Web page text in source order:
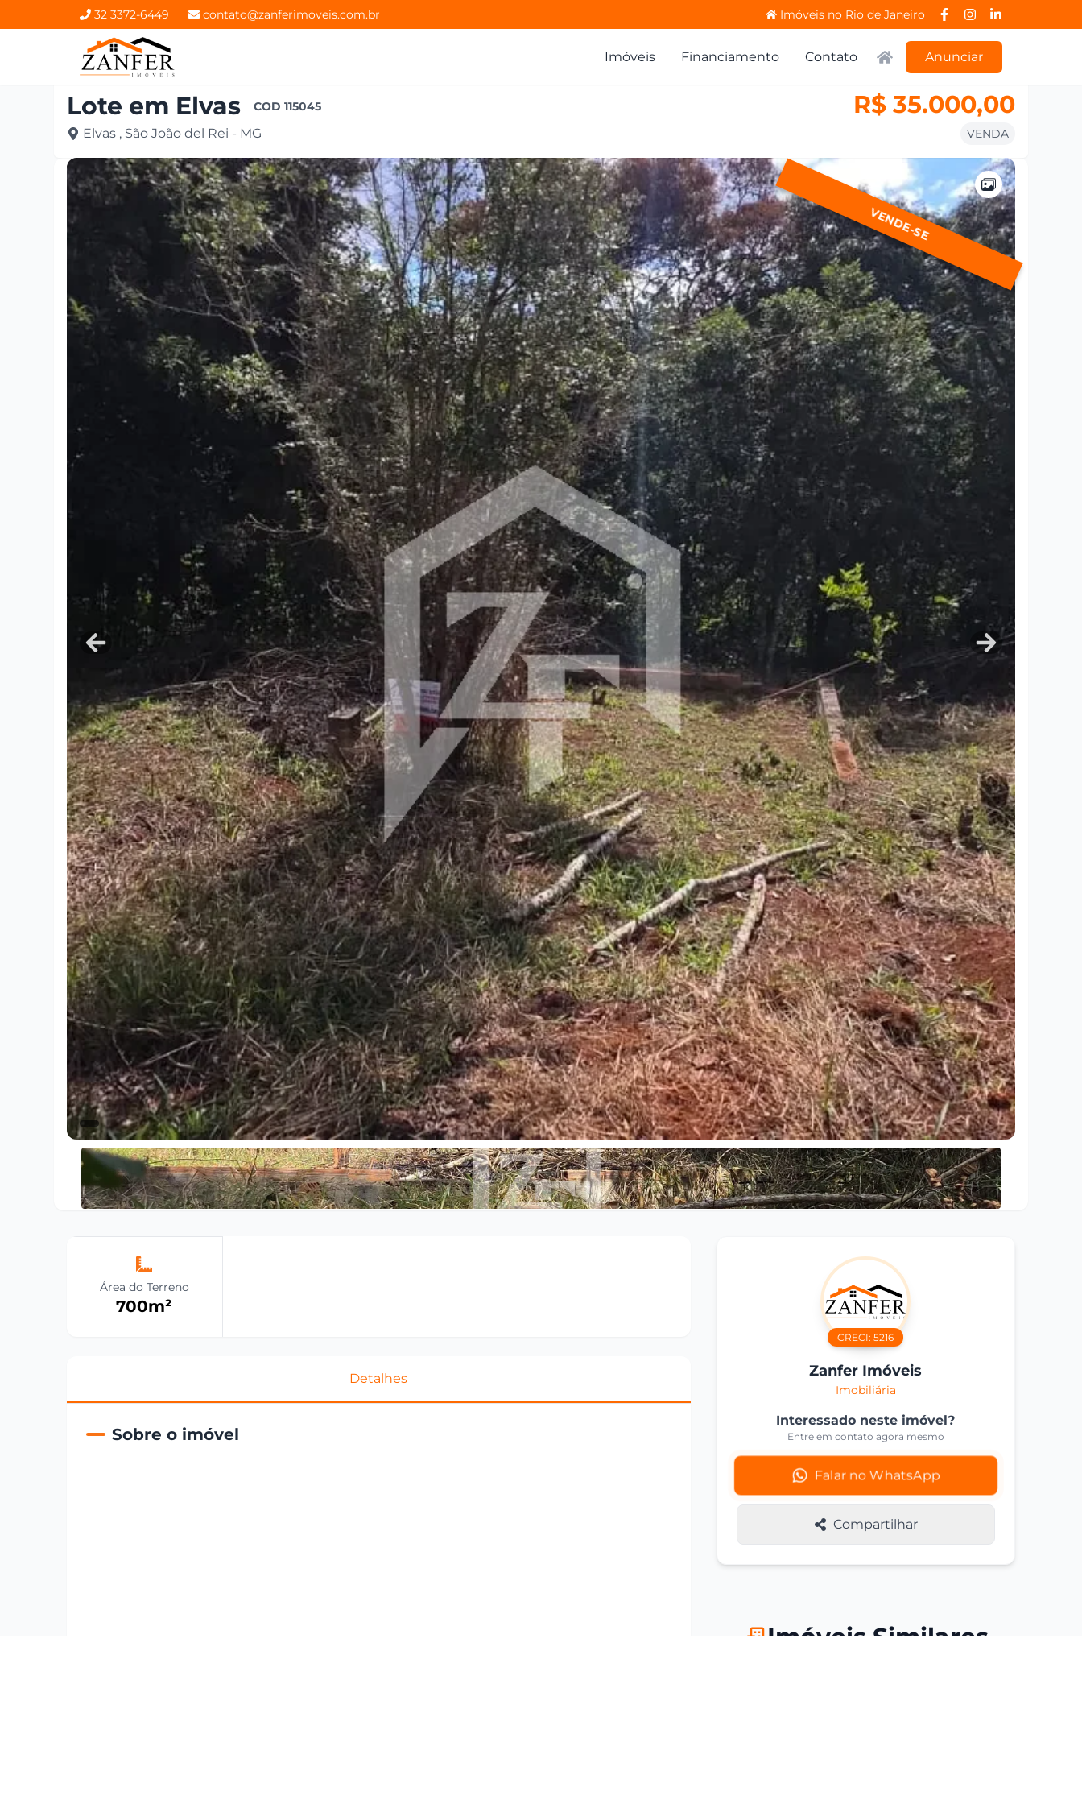
32 3372-6449 contato@zanferimoveis.com.br Imóveis no Rio de Janeiro
Imóveis Financiamento Contato Anunciar
Lote em Elvas COD115045
Elvas , São João del Rei - MG
R$ 35.000,00
VENDA
VENDE-SE
Área do Terreno
700m²
Detalhes
Sobre o imóvel
CRECI:5216
Zanfer Imóveis
Imobiliária
Interessado neste imóvel?
Entre em contato agora mesmo
Falar no WhatsApp
Compartilhar
Imóveis Similares